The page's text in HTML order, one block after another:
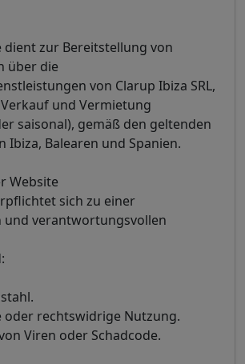
dient zur Bereitstellung von
über die
von Clarup Ibiza SRL,
und Vermietung
saisonal), gemäß den geltenden
Ibiza, Balearen und Spanien.
Website
sich zu einer
und verantwortungsvollen
oder rechtswidrige Nutzung.
Viren oder Schadcode.